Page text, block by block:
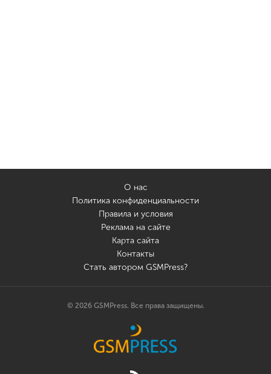
О нас
Политика конфиденциальности
Правила и условия
Реклама на сайте
Карта сайта
Контакты
Стать автором GSMPress?
© 2026 GSMPress. Все права защищены.